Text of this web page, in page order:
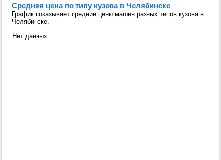
Средняя цена по типу кузова в Челябинске
График показывает средние цены машин разных типов кузова в
Челябинске.
Нет данных